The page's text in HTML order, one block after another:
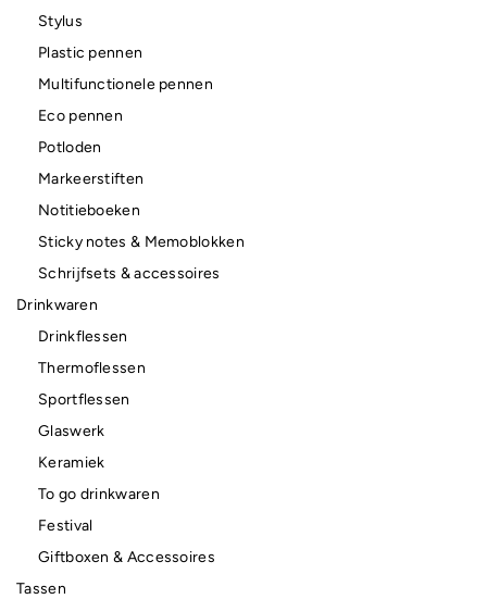
Stylus
Plastic pennen
Multifunctionele pennen
Eco pennen
Potloden
Markeerstiften
Notitieboeken
Sticky notes & Memoblokken
Schrijfsets & accessoires
Drinkwaren
Drinkflessen
Thermoflessen
Sportflessen
Glaswerk
Keramiek
To go drinkwaren
Festival
Giftboxen & Accessoires
Tassen